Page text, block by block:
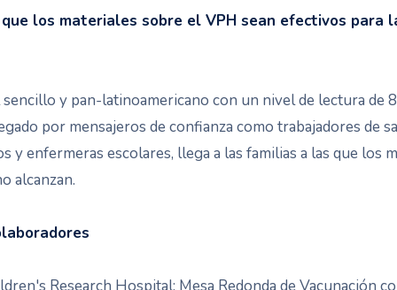
que los materiales sobre el VPH sean efectivos para
y pan-latinoamericano con un nivel de lectura de
por mensajeros de confianza como trabajadores de
y enfermeras escolares, llega a las familias a las que los
alcanzan.